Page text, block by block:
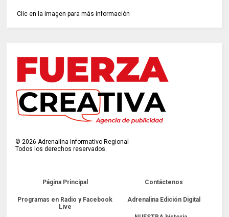
Clic en la imagen para más información
©2026 Adrenalina Informativo Regional
Todos los derechos reservados.
Página Principal Contáctenos
Programas en Radio y Facebook
Live
Adrenalina Edición Digital